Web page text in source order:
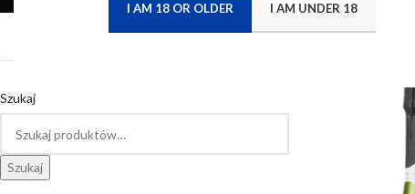
I AM 18 OR OLDER I AM UNDER 18
Szukaj
Szukaj